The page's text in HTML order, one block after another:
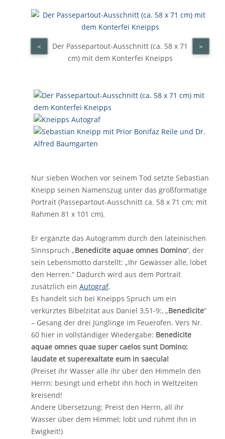
Der Passepartout-Ausschnitt (ca. 58 x 71
cm) mit dem Konterfei Kneipps
< >
Nur sieben Wochen vor seinem Tod setzte Sebastian
Kneipp seinen Namenszug unter das großformatige
Portrait (Passepartout-Ausschnitt ca. 58 x 71 cm; mit
Rahmen 81 x 101 cm).
Er ergänzte das Autogramm durch den lateinischen
Sinnspruch „Benedicite aquae omnes Domino“, der
sein Lebensmotto darstellt: „Ihr Gewässer alle, lobet
den Herren.“ Dadurch wird aus dem Portrait
zusätzlich ein Autograf.
Es handelt sich bei Kneipps Spruch um ein
verkürztes Bibelzitat aus Daniel 3,51-9:, „Benedicite“
– Gesang der drei Jünglinge im Feuerofen. Vers Nr.
60 hier in vollständiger Wiedergabe: Benedicite
aquae omnes quae super caelos sunt Domino:
laudate et superexaltate eum in saecula!
(Preiset ihr Wasser alle ihr über den Himmeln den
Herrn: besingt und erhebt ihn hoch in Weltzeiten
kreisend!
Andere Übersetzung: Preist den Herrn, all ihr
Wasser über dem Himmel; lobt und rühmt ihn in
Ewigkeit!)